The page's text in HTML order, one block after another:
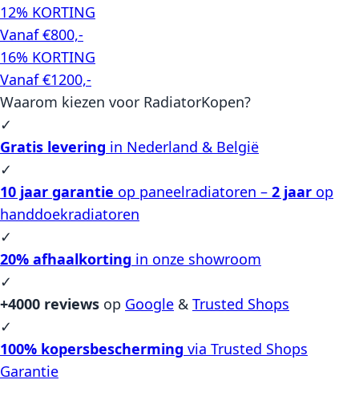
12% KORTING
Vanaf €800,-
16% KORTING
Vanaf €1200,-
Waarom kiezen voor RadiatorKopen?
✓
Gratis levering in Nederland & België
✓
10 jaar garantie op paneelradiatoren – 2 jaar op
handdoekradiatoren
✓
20% afhaalkorting in onze showroom
✓
+4000 reviews op Google & Trusted Shops
✓
100% kopersbescherming via Trusted Shops
Garantie